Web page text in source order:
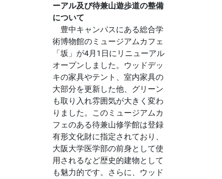
ーアル及び待兼山遊歩道の整備
について
豊中キャンパスにある総合学
術博物館のミュージアムカフェ
「坂」が4月1日にリニューアル
オープンしました。ウッドデッ
キの家具やテント、室内家具の
大部分を更新した他、グリーン
も取り入れ雰囲気が大きく変わ
りました。このミュージアムカ
フェのある待兼山修学館は登録
有形文化財に指定されており、
大阪大学医学部の前身として使
用されるなど歴史的建物として
も魅力的です。さらに、ウッド